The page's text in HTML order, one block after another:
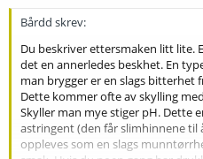
Bårdd skrev:
Du beskriver ettersmaken litt lite.
det en annerledes beskhet. En
man brygger er en slags bitterhet
Dette kommer ofte av skylling
Skyller man mye stiger pH. Dette
astringent (den får slimhinnene til
oppleves som en slags